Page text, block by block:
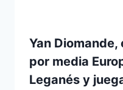
Yan
por media
Leganés y